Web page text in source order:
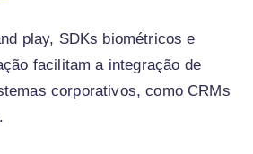
play, SDKs biométricos e
facilitam a integração de
corporativos, como CRMs